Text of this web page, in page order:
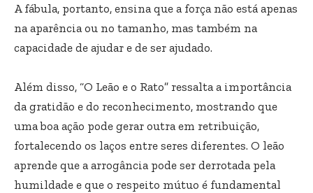
A fábula, portanto, ensina que a força não está apenas
na aparência ou no tamanho, mas também na
capacidade de ajudar e de ser ajudado.
Além disso, “O Leão e o Rato” ressalta a importância
da gratidão e do reconhecimento, mostrando que
uma boa ação pode gerar outra em retribuição,
fortalecendo os laços entre seres diferentes. O leão
aprende que a arrogância pode ser derrotada pela
humildade e que o respeito mútuo é fundamental